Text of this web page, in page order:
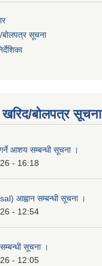
बोलपत्र सूचना
खरिद/बोलपत्र सूचना
आशय सम्बन्धी सूचना ।
- 16:18
आह्वान सम्बन्धी सूचना ।
- 12:54
सूचना ।
- 12:05